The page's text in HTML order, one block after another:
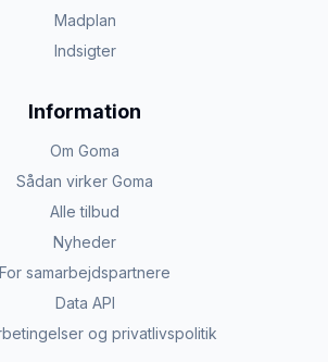
Madplan
Indsigter
Information
Om Goma
Sådan virker Goma
Alle tilbud
Nyheder
For samarbejdspartnere
Data API
og privatlivspolitik